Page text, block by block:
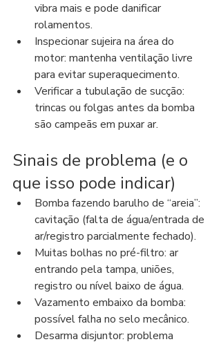
vibra mais e pode danificar
rolamentos.
Inspecionar sujeira na área do
motor: mantenha ventilação livre
para evitar superaquecimento.
Verificar a tubulação de sucção:
trincas ou folgas antes da bomba
são campeãs em puxar ar.
Sinais de problema (e o
que isso pode indicar)
Bomba fazendo barulho de “areia”:
cavitação (falta de água/entrada de
ar/registro parcialmente fechado).
Muitas bolhas no pré-filtro: ar
entrando pela tampa, uniões,
registro ou nível baixo de água.
Vazamento embaixo da bomba:
possível falha no selo mecânico.
Desarma disjuntor: problema